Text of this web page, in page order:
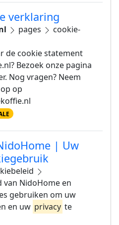
verklaring
pages
cookie-
de cookie statement
Bezoek onze pagina
Nog vragen? Neem
op
| Uw
van NidoHome en
gebruiken om uw
en uw privacy te